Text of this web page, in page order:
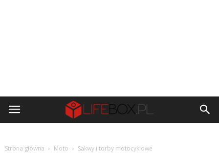
Strona główna Moto Sakwy i torby motocyklowe